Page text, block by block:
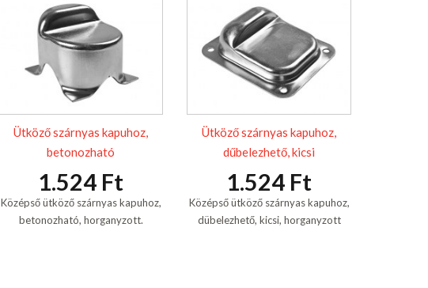
Ütköző szárnyas kapuhoz,
betonozható
1.524 Ft
Középső ütköző szárnyas kapuhoz,
betonozható, horganyzott.
Ütköző szárnyas kapuhoz,
dűbelezhető, kicsi
1.524 Ft
Középső ütköző szárnyas kapuhoz,
dübelezhető, kicsi, horganyzott